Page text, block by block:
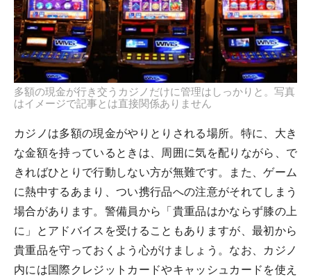
多額の現金が行き交うカジノだけに管理はしっかりと。写真
はイメージで記事とは直接関係ありません
カジノは多額の現金がやりとりされる場所。特に、大き
な金額を持っているときは、周囲に気を配りながら、で
きればひとりで行動しない方が無難です。また、ゲーム
に熱中するあまり、つい携行品への注意がそれてしまう
場合があります。警備員から「貴重品はかならず膝の上
に」とアドバイスを受けることもありますが、最初から
貴重品を守っておくよう心がけましょう。なお、カジノ
内には国際クレジットカードやキャッシュカードを使え